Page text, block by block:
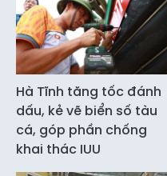
Hà Tĩnh tăng tốc đánh
dấu, kẻ vẽ biển số tàu
cá, góp phần chống
khai thác IUU